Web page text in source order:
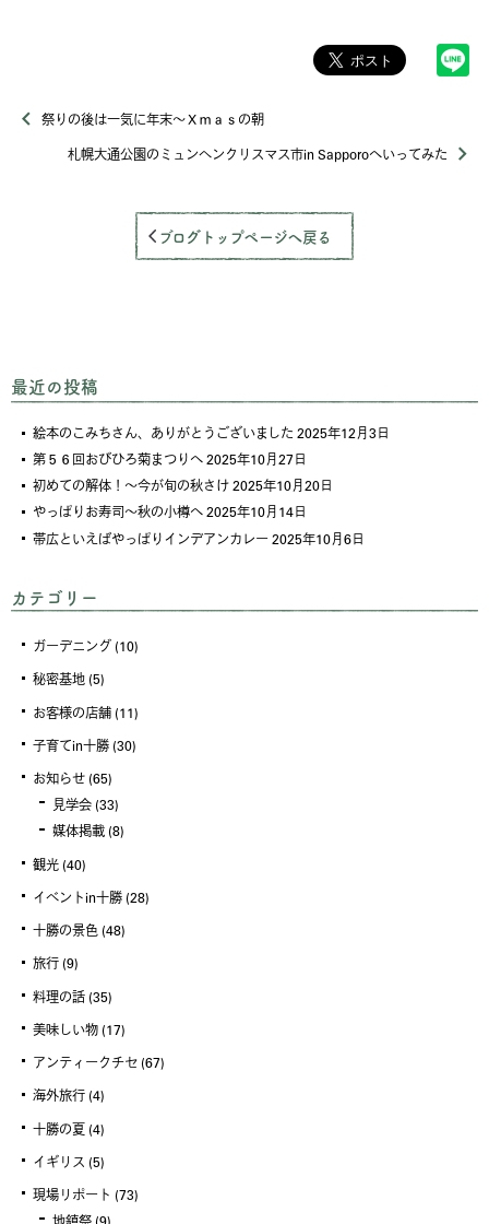
祭りの後は一気に年末～Ｘｍａｓの朝
札幌大通公園のミュンヘンクリスマス市in Sapporoへいってみた
ブログトップページへ戻る
最近の投稿
絵本のこみちさん、ありがとうございました 2025年12月3日
第５６回おびひろ菊まつりへ2025年10月27日
初めての解体！～今が旬の秋さけ2025年10月20日
やっぱりお寿司～秋の小樽へ2025年10月14日
帯広といえばやっぱりインデアンカレー2025年10月6日
カテゴリー
ガーデニング (10)
秘密基地 (5)
お客様の店舗 (11)
子育てin十勝 (30)
お知らせ (65)
見学会 (33)
媒体掲載 (8)
観光 (40)
イベントin十勝 (28)
十勝の景色 (48)
旅行 (9)
料理の話 (35)
美味しい物 (17)
アンティークチセ (67)
海外旅行 (4)
十勝の夏 (4)
イギリス (5)
現場リポート (73)